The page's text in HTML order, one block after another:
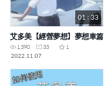
01 : 33
艾多美【經營夢想】夢想車篇
1,390 33
1
2022.11.07